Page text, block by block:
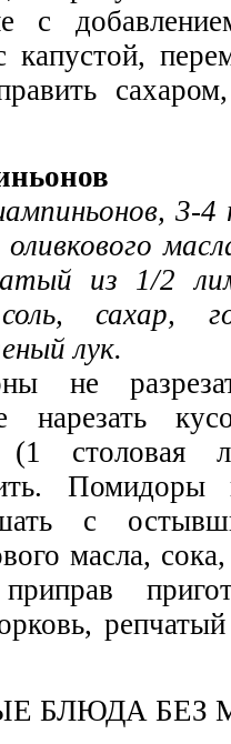
с
капустой,
3-4
из 1/2
сахар,
лук.
не
нарезать
(1 столовая
Помидоры
с
масла,
БЛЮДА БЕЗ